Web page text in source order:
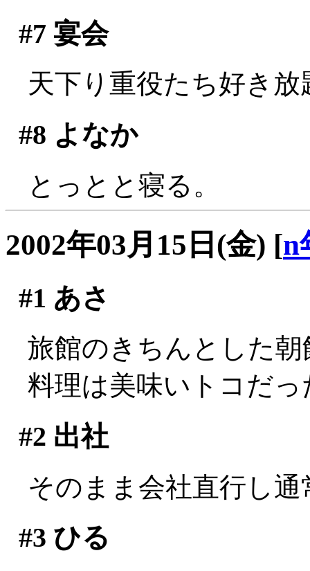
#7 宴会
天下り重役たち好き
#8 よなか
とっとと寝る。
2002年03月15日(金) [n
#1 あさ
旅館のきちんとした朝
料理は美味いトコだ
#2 出社
そのまま会社直行し
#3 ひる